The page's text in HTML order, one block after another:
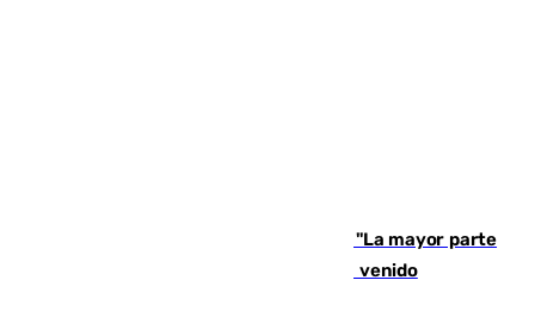
Un testimonio del colapso en Ceuta: "La mayor parte
de los que han venido son víctimas, han venido